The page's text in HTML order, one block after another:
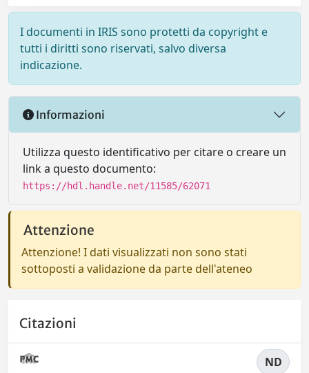
I documenti in IRIS sono protetti da copyright e
tutti i diritti sono riservati, salvo diversa
indicazione.
Informazioni
Utilizza questo identificativo per citare o creare un
link a questo documento:
https://hdl.handle.net/11585/62071
Attenzione
Attenzione! I dati visualizzati non sono stati
sottoposti a validazione da parte dell'ateneo
Citazioni
ND